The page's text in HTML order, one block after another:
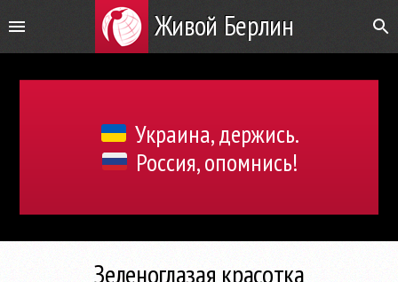
Живой Берлин
Украина, держись.
Россия, опомнись!
Зеленоглазая красотка